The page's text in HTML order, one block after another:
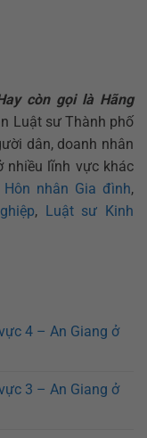
còn gọi là Hãng
Luật sư Thành phố
dân, doanh nhân
nhiều lĩnh vực khác
nhân Gia đình,
, Luật sư Kinh
4 – An Giang ở
3 – An Giang ở